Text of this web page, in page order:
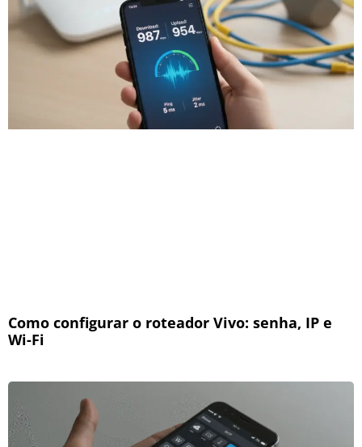
Como configurar o roteador Vivo: senha, IP e
Wi-Fi